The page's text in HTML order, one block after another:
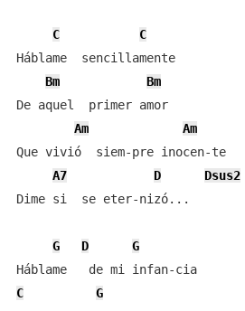
C
C
Háblame  sencillamente
Bm
Bm
De aquel  primer amor
Am
Am
Que vivió  siem-pre inocen-te
A7
D Dsus2
Dime si  se eter-nizó...
G D
G
Háblame   de mi infan-cia
C
G